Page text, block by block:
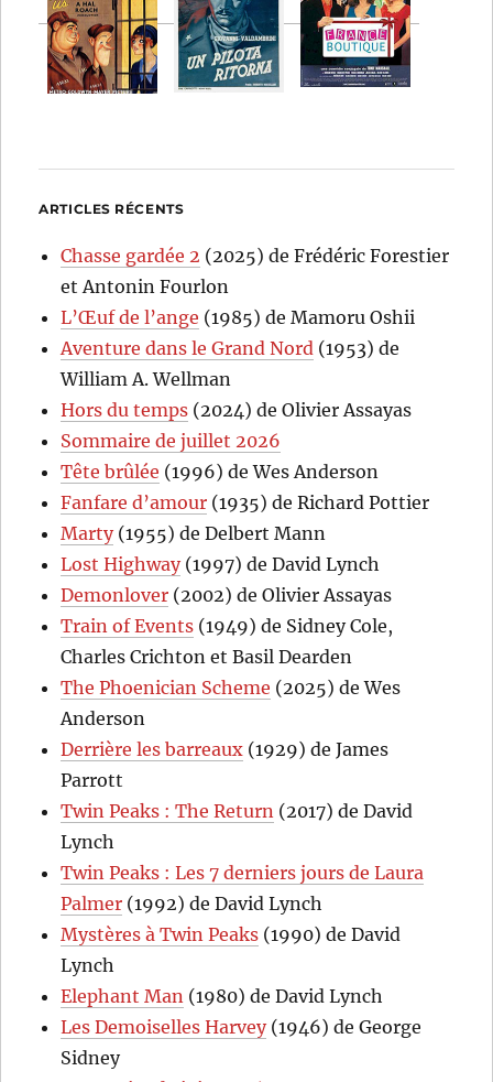
ARTICLES RÉCENTS
Chasse gardée 2 (2025) de Frédéric Forestier
et Antonin Fourlon
L’Œuf de l’ange (1985) de Mamoru Oshii
Aventure dans le Grand Nord (1953) de
William A. Wellman
Hors du temps (2024) de Olivier Assayas
Sommaire de juillet 2026
Tête brûlée (1996) de Wes Anderson
Fanfare d’amour (1935) de Richard Pottier
Marty(1955) de Delbert Mann
Lost Highway(1997) de David Lynch
Demonlover (2002) de Olivier Assayas
Train of Events (1949) de Sidney Cole,
Charles Crichton et Basil Dearden
The Phoenician Scheme (2025) de Wes
Anderson
Derrière les barreaux (1929) de James
Parrott
Twin Peaks : The Return (2017) de David
Lynch
Twin Peaks : Les 7 derniers jours de Laura
Palmer (1992) de David Lynch
Mystères à Twin Peaks (1990) de David
Lynch
Elephant Man (1980) de David Lynch
Les Demoiselles Harvey(1946) de George
Sidney